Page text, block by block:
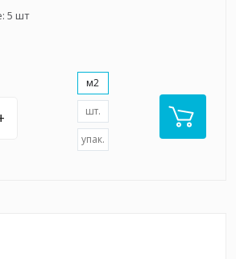
5 шт
м2
шт.
упак.